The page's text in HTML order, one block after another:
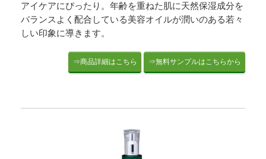
アイケアにぴったり。年齢を重ねた肌に天然保湿成分を
バランスよく配合している美容オイルが潤いのある若々
しい印象に導きます。
⇒商品詳細はこちら ⇒無料サンプルはこちらから